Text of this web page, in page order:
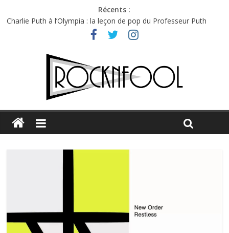
Récents :
Charlie Puth à l’Olympia : la leçon de pop du Professeur Puth
Festival Triptyque : un nouveau festival de musique indépendant
Hellfest 2026 vendredi : température et émotions en hausse
Hellfest 2026 jeudi : impossible de choisir entre chaleur et bonne
Première édition du Midgard Festival : entre bière, métal et